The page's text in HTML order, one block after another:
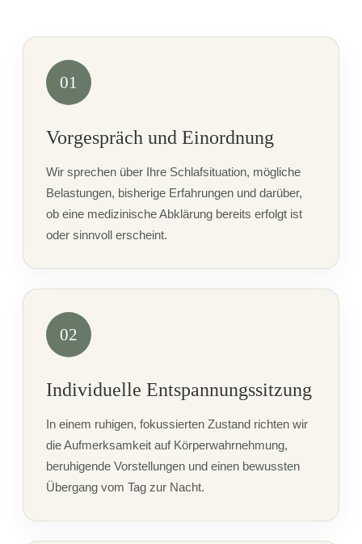
01
Vorgespräch und Einordnung
Wir sprechen über Ihre Schlafsituation, mögliche
Belastungen, bisherige Erfahrungen und darüber,
ob eine medizinische Abklärung bereits erfolgt ist
oder sinnvoll erscheint.
02
Individuelle Entspannungssitzung
In einem ruhigen, fokussierten Zustand richten wir
die Aufmerksamkeit auf Körperwahrnehmung,
beruhigende Vorstellungen und einen bewussten
Übergang vom Tag zur Nacht.